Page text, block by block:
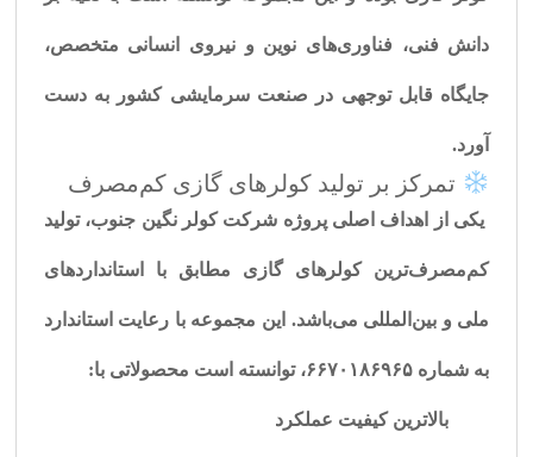
دانش فنی، فناوری‌های نوین و نیروی انسانی متخصص،
جایگاه قابل توجهی در صنعت سرمایشی کشور به دست
آورد.
تمرکز بر تولید کولرهای گازی کم‌مصرف
یکی از اهداف اصلی پروژه شرکت کولر نگین جنوب، تولید
کم‌مصرف‌ترین کولرهای گازی مطابق با استانداردهای
ملی و بین‌المللی می‌باشد. این مجموعه با رعایت استاندارد
به شماره ۶۶۷۰۱۸۶۹۶۵، توانسته است محصولاتی با:
بالاترین کیفیت عملکرد